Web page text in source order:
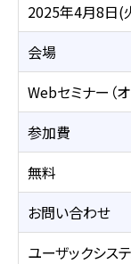
2025年4月8日(
会場
Webセミナー（
参加費
無料
お問い合わせ
ユーザックシス